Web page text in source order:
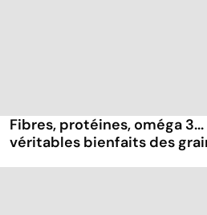
Fibres, protéines, oméga
véritables bienfaits des